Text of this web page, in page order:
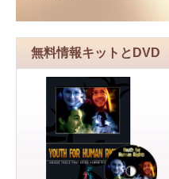
無料情報キットとDVD